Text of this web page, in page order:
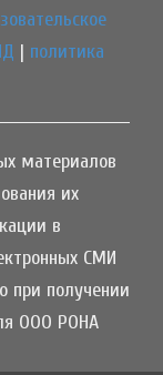
| политика
материалов
их
в
СМИ
при получении
ООО РОНА